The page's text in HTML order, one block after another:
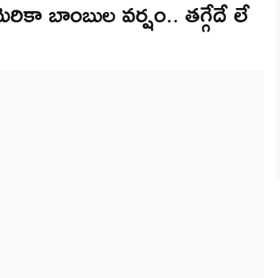
బాంబుల వర్షం.. తగ్గేదే లే